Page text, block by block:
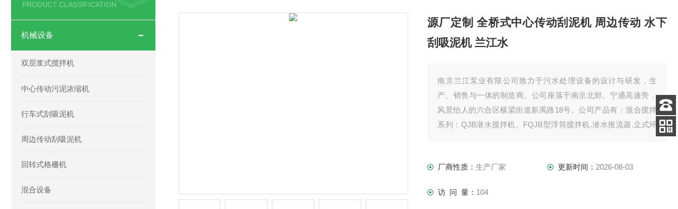
PRODUCT CLASSIFICATION
机械设备
双层浆式搅拌机
中心传动污泥浓缩机
行车式刮吸泥机
周边传动刮吸泥机
回转式格栅机
混合设备
源厂定制 全桥式中心传动刮泥机 周边传动 水下
刮吸泥机 兰江水
南京兰江泵业有限公司致力于污水处理设备的设计与研发，生
产、销售与一体的制造商。公司座落于南京北郊、宁通高速旁，
风景怡人的六合区横梁街道新禹路18号。公司产品有：混合搅拌
系列：QJB潜水搅拌机、FQJB型浮筒搅拌机.潜水推流器.立式环
厂商性质：生产厂家 更新时间： 2026-08-03
访 问 量： 104
客服
电话